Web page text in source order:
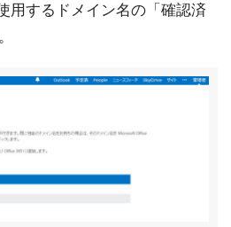
用するドメイン名の「確認済